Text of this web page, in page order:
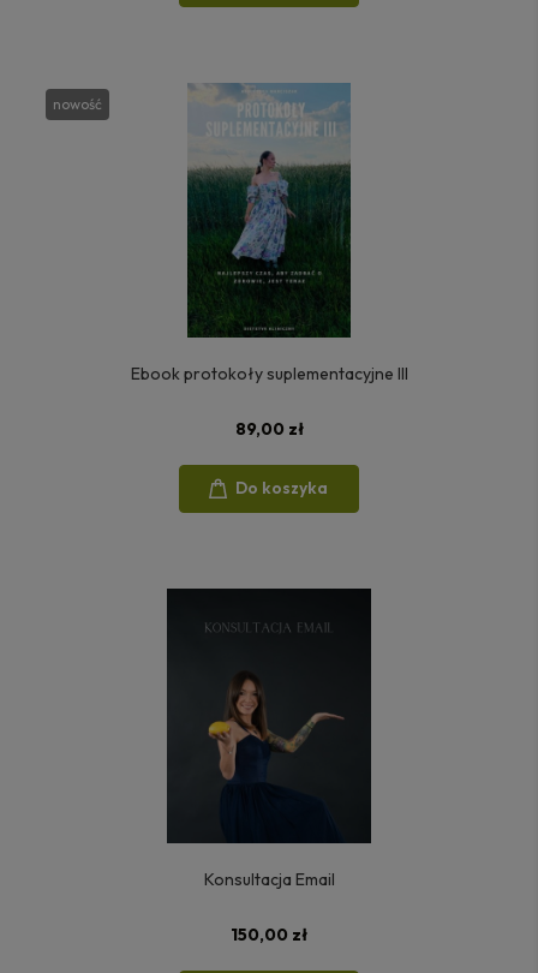
Ebook protokoły suplementacyjne III
89,00 zł
Do koszyka
nowość
Konsultacja Email
150,00 zł